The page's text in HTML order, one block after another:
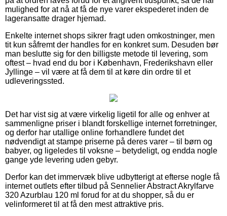
mulighed for at nå at få de nye varer ekspederet inden de
lageransatte drager hjemad.
Enkelte internet shops sikrer fragt uden omkostninger, men
tit kun såfremt der handles for en konkret sum. Desuden bør
man beslutte sig for den billigste metode til levering, som
oftest – hvad end du bor i København, Frederikshavn eller
Jyllinge – vil være at få dem til at køre din ordre til et
udleveringssted.
Det har vist sig at være virkelig ligetil for alle og enhver at
sammenligne priser i blandt forskellige internet forretninger,
og derfor har utallige online forhandlere fundet det
nødvendigt at stampe priserne på deres varer – til børn og
babyer, og ligeledes til voksne – betydeligt, og endda nogle
gange yde levering uden gebyr.
Derfor kan det immervæk blive udbytterigt at efterse nogle få
internet outlets efter tilbud på Sennelier Abstract Akrylfarve
320 Azurblau 120 ml forud for at du shopper, så du er
velinformeret til at få den mest attraktive pris.